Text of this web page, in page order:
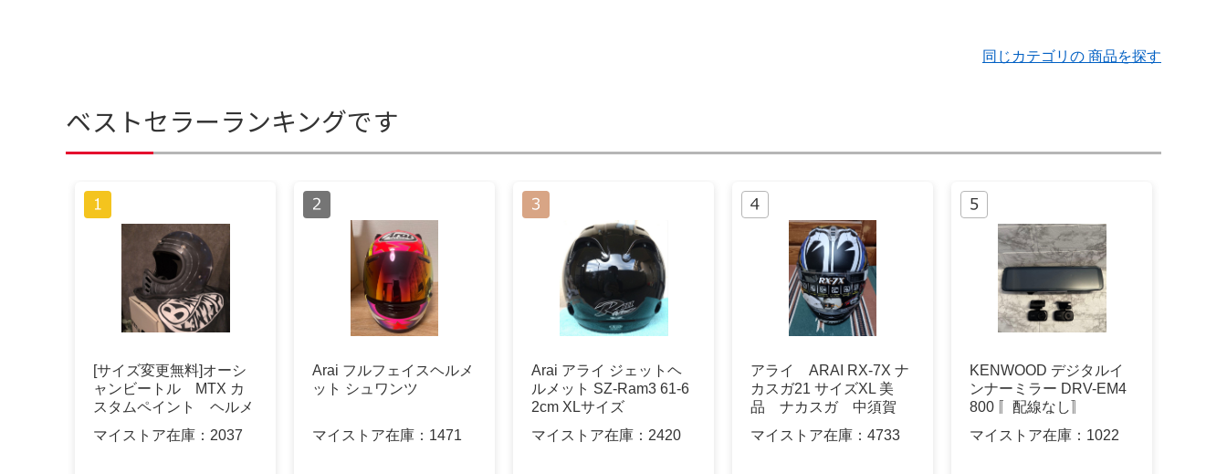
同じカテゴリの 商品を探す
ベストセラーランキングです
[サイズ変更無料]オーシ
ャンビートル MTX カ
スタムペイント ヘルメ
マイストア在庫： 2037
Arai フルフェイスヘルメ
ット シュワンツ
マイストア在庫： 1471
Arai アライ ジェットヘ
ルメット SZ-Ram3 61-6
2cm XLサイズ
マイストア在庫： 2420
アライ ARAI RX-7X ナ
カスガ21 サイズXL 美
品 ナカスガ 中須賀
マイストア在庫： 4733
KENWOOD デジタルイ
ンナーミラー DRV-EM4
800 〚配線なし〛
マイストア在庫： 1022